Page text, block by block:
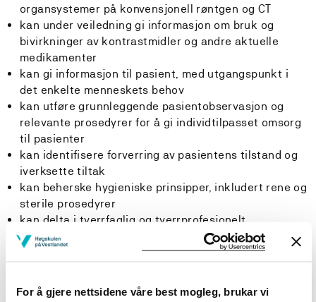
For å gjere nettsidene våre best mogleg, brukar vi
organsystemer på konvensjonell røntgen og CT
kan under veiledning gi informasjon om bruk og
bivirkninger av kontrastmidler og andre aktuelle
medikamenter
kan gi informasjon til pasient, med utgangspunkt i
det enkelte menneskets behov
kan utføre grunnleggende pasientobservasjon og
relevante prosedyrer for å gi individtilpasset omsorg
til pasienter
kan identifisere forverring av pasientens tilstand og
iverksette tiltak
kan beherske hygieniske prinsipper, inkludert rene og
sterile prosedyrer
kan delta i tverrfaglig og tverrprofesjonelt
samarbeide i avdelingen
kan behandle sensitiv informasjon på en ansvarlig og
kan delta i tverrfaglig og tverrprofesjonelt